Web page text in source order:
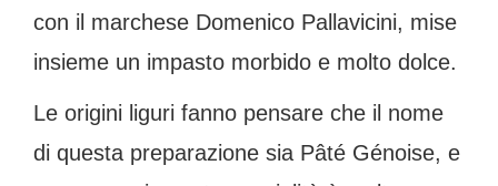
con il marchese Domenico Pallavicini, mise
insieme un impasto morbido e molto dolce.
Le origini liguri fanno pensare che il nome
di questa preparazione sia Pâté Génoise, e